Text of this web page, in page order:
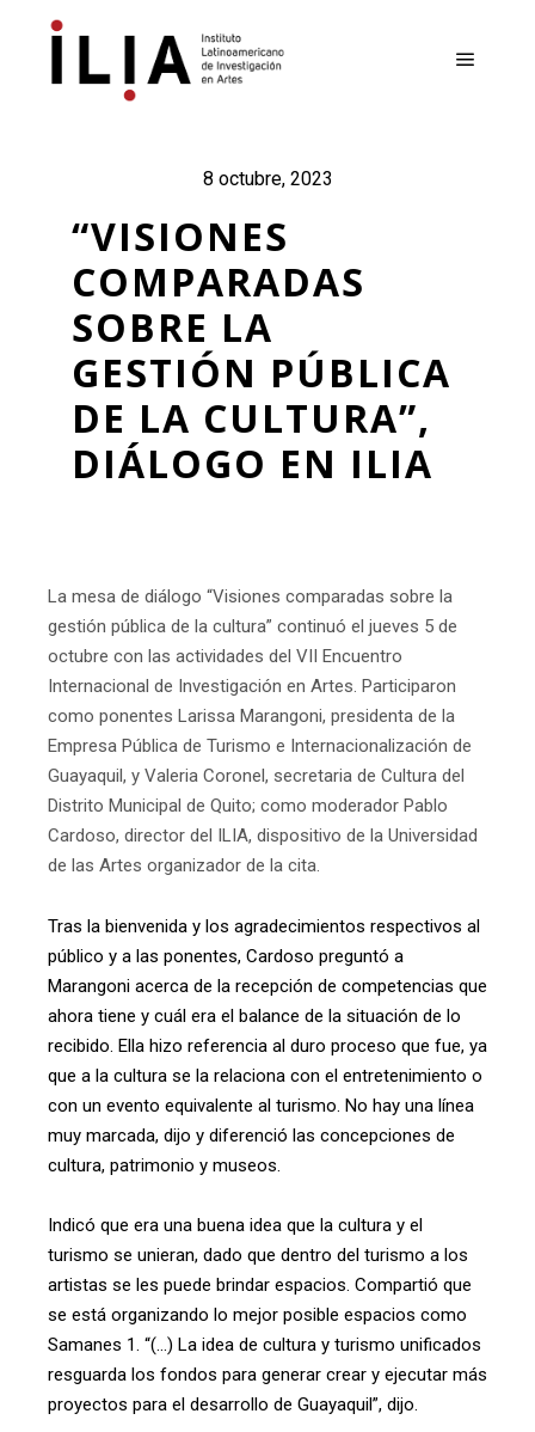
8 octubre, 2023
“VISIONES
COMPARADAS
SOBRE LA
GESTIÓN PÚBLICA
DE LA CULTURA”,
DIÁLOGO EN ILIA
La mesa de diálogo “Visiones comparadas sobre la
gestión pública de la cultura” continuó el jueves 5 de
octubre con las actividades del VII Encuentro
Internacional de Investigación en Artes. Participaron
como ponentes Larissa Marangoni, presidenta de la
Empresa Pública de Turismo e Internacionalización de
Guayaquil, y Valeria Coronel, secretaria de Cultura del
Distrito Municipal de Quito; como moderador Pablo
Cardoso, director del ILIA, dispositivo de la Universidad
de las Artes organizador de la cita.
Tras la bienvenida y los agradecimientos respectivos al
público y a las ponentes, Cardoso preguntó a
Marangoni acerca de la recepción de competencias que
ahora tiene y cuál era el balance de la situación de lo
recibido. Ella hizo referencia al duro proceso que fue, ya
que a la cultura se la relaciona con el entretenimiento o
con un evento equivalente al turismo. No hay una línea
muy marcada, dijo y diferenció las concepciones de
cultura, patrimonio y museos.
Indicó que era una buena idea que la cultura y el
turismo se unieran, dado que dentro del turismo a los
artistas se les puede brindar espacios. Compartió que
se está organizando lo mejor posible espacios como
Samanes 1. “(…) La idea de cultura y turismo unificados
resguarda los fondos para generar crear y ejecutar más
proyectos para el desarrollo de Guayaquil”, dijo.